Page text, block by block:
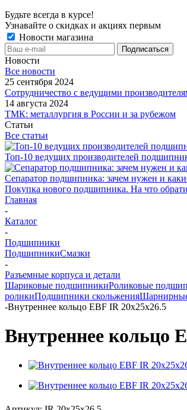
Будьте всегда в курсе!
Узнавайте о скидках и акциях первым
Новости магазина
Новости
Все новости
25 сентября 2024
Сотрудничество с ведущими
14 августа 2024
ТМК: металлургия в России и за рубежом
Статьи
Все статьи
Топ-10 ведущих производителей
Сепаратор подшипника: зачем нужен и
Покупка нового подшипника. На что
Главная
-
Каталог
-
Подшипники
ПодшипникиСмазки
-
Разъемные корпуса и детали
Шариковые подшипникиРоликовые
роликиПодшипники скольжения
-Внутреннее кольцо EBF IR 20x25x26.5
Внутреннее кольцо